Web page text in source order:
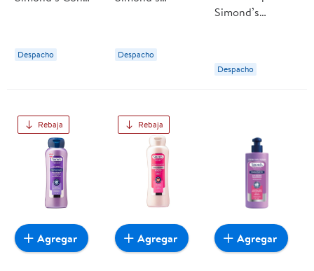
Doypack
Despacho Despacho
Simond’s
Keraplex
Despacho
Rebaja
Agregar
Rebaja
Agregar Agregar